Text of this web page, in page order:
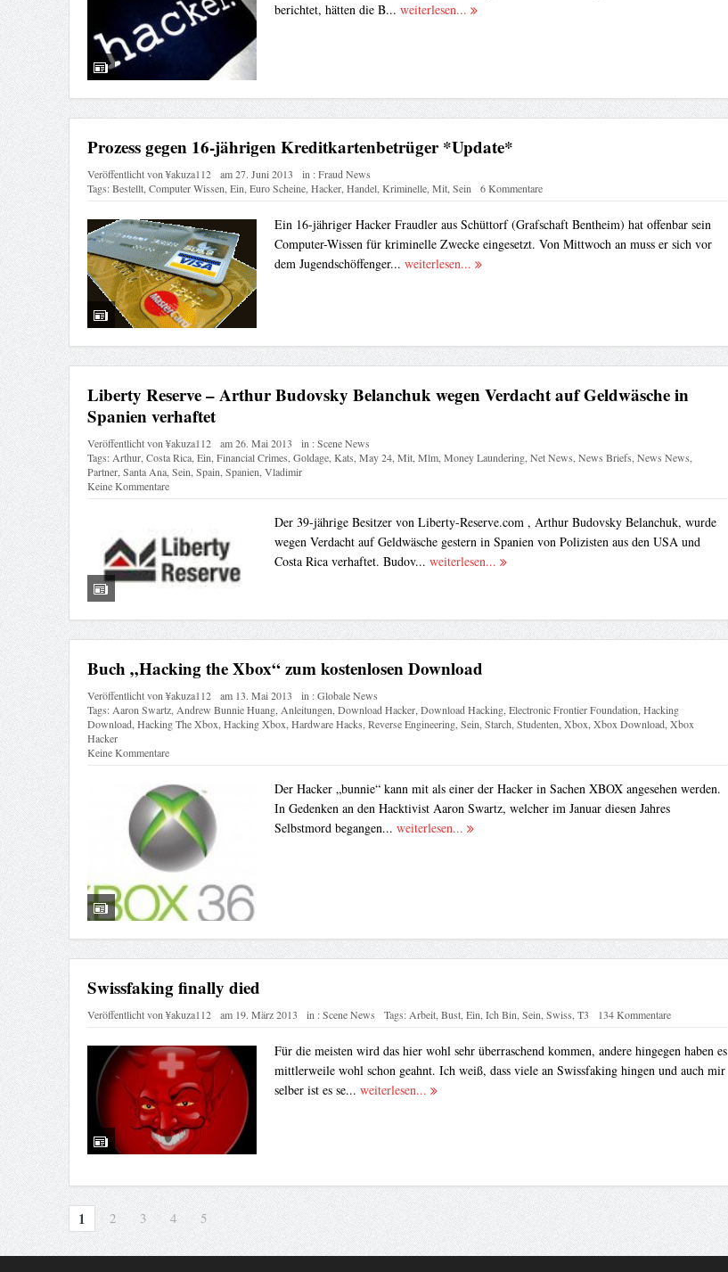
berichtet, hätten die B... weiterlesen...
Prozess gegen 16-jährigen Kreditkartenbetrüger *Update*
Veröffentlicht von¥akuza112 am27. Juni 2013 in :Fraud News
Tags:Bestellt, Computer Wissen Ein Euro Scheine, Hacker, Handel, Kriminelle, Mit, Sein 6 Kommentare
Ein 16-jähriger Hacker Fraudler aus Schüttorf (Grafschaft Bentheim) hat offenbar sein
Computer-Wissen für kriminelle Zwecke eingesetzt. Von Mittwoch an muss er sich vor
dem Jugendschöffenger... weiterlesen...
Liberty Reserve – Arthur Budovsky Belanchuk wegen Verdacht auf Geldwäsche in
Spanien verhaftet
Veröffentlicht von¥akuza112 am26. Mai 2013 in :Scene News
Tags: Arthur, Costa Rica, Ein Financial Crimes Goldage, Kats May 24, Mit, Mlm, Money Laundering, Net News News Briefs News News
Partner, Santa Ana, Sein Spain Spanien Vladimir
Keine Kommentare
Der 39-jährige Besitzer von Liberty-Reserve.com , Arthur Budovsky Belanchuk, wurde
wegen Verdacht auf Geldwäsche gestern in Spanien von Polizisten aus den USA und
Costa Rica verhaftet. Budov... weiterlesen...
Buch „Hacking the Xbox“ zum kostenlosen Download
Veröffentlicht von¥akuza112 am 13. Mai 2013 in :Globale News
Tags: Aaron Swartz, Andrew Bunnie Huang, Anleitungen Download Hacker, Download Hacking, Electronic Frontier Foundation Hacking
Download, Hacking The Xbox Hacking Xbox Hardware Hacks Reverse Engineering, Sein Starch Studenten Xbox Xbox Download, Xbox
Hacker
Keine Kommentare
Der Hacker „bunnie“ kann mit als einer der Hacker in Sachen XBOX angesehen werden.
In Gedenken an den Hacktivist Aaron Swartz, welcher im Januar diesen Jahres
Selbstmord begangen... weiterlesen...
Swissfaking finally died
Veröffentlicht von¥akuza112 am 19. März 2013 in :Scene News Tags:Arbeit,Bust,Ein,Ich Bin,Sein,Swiss,T3 134 Kommentare
Für die meisten wird das hier wohl sehr überraschend kommen, andere hingegen haben es
mittlerweile wohl schon geahnt. Ich weiß, dass viele an Swissfaking hingen und auch mir
selber ist es se... weiterlesen...
1 2 3 4 5